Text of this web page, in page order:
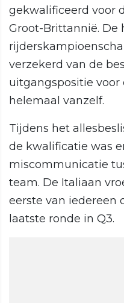
gekwalificeerd voor
Groot-Brittannië.
verzekerd van de
uitgangspositie voor
helemaal vanzelf.
Tijdens het
de kwalificatie was
miscommunicatie
team. De Italiaan
eerste van iedereen
laatste ronde in Q3.